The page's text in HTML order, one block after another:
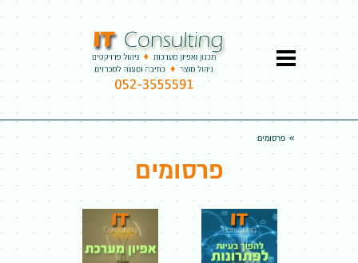
» פרסומים
פרסומים